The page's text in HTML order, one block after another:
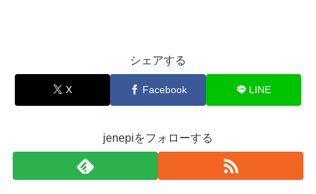
シェアする
X Facebook LINE
jenepiをフォローする